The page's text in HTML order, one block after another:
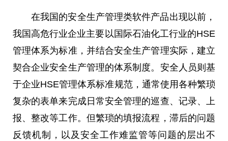
在我国的安全生产管理类软件产品出现以前，
我国高危行业企业主要以国际石油化工行业的HSE
管理体系为标准，并结合安全生产管理实际，建立
契合企业安全生产管理的体系制度。安全人员则基
于企业HSE管理体系标准规范，通常使用各种繁琐
复杂的表单来完成日常安全管理的巡查、记录、上
报、整改等工作。但繁琐的填报流程，滞后的问题
反馈机制，以及安全工作难监管等问题的层出不